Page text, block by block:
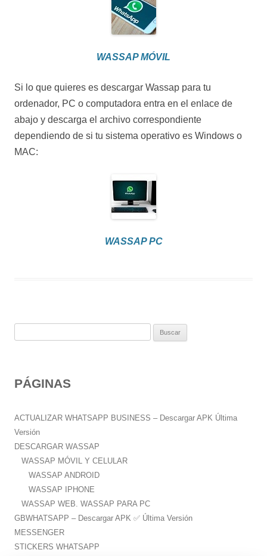
WASSAP MÓVIL
Si lo que quieres es descargar Wassap para tu
ordenador, PC o computadora entra en el enlace de
abajo y descarga el archivo correspondiente
dependiendo de si tu sistema operativo es Windows o
MAC:
WASSAP PC
a
:
PÁGINAS
ACTUALIZAR WHATSAPP BUSINESS – Descargar APK Última
Versión
DESCARGAR WASSAP
WASSAP MÓVIL Y CELULAR
WASSAP ANDROID
WASSAP IPHONE
WASSAP WEB. WASSAP PARA PC
GBWHATSAPP – Descargar APK ✅️ Última Versión
MESSENGER
STICKERS WHATSAPP